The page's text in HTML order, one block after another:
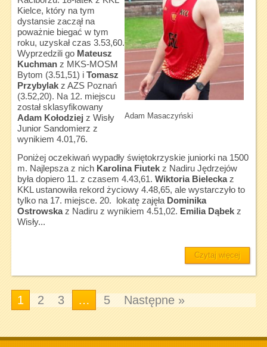
Adam Masaczyński
Kielce, który na tym
dystansie zaczął na
poważnie biegać w tym
roku, uzyskał czas 3.53,60.
Wyprzedzili go Mateusz
Kuchmanz MKS-MOSM
Bytom (3.51,51) i Tomasz
Przybylakz AZS Poznań
(3.52,20). Na 12. miejscu
został sklasyfikowany
Adam Kołodziej z Wisły
Junior Sandomierz z
wynikiem 4.01,76.
Poniżej oczekiwań wypadły świętokrzyskie juniorki na 1500
m. Najlepsza z nich Karolina Fiutekz Nadiru Jędrzejów
była dopiero 11. z czasem 4.43,61. Wiktoria Bieleckaz
KKL ustanowiła rekord życiowy 4.48,65, ale wystarczyło to
tylko na 17. miejsce. 20. lokatę zajęła Dominika
Ostrowskaz Nadiru z wynikiem 4.51,02. Emilia Dąbekz
Wisły...
Czytaj więcej
1 2 3 … 5 Następne »